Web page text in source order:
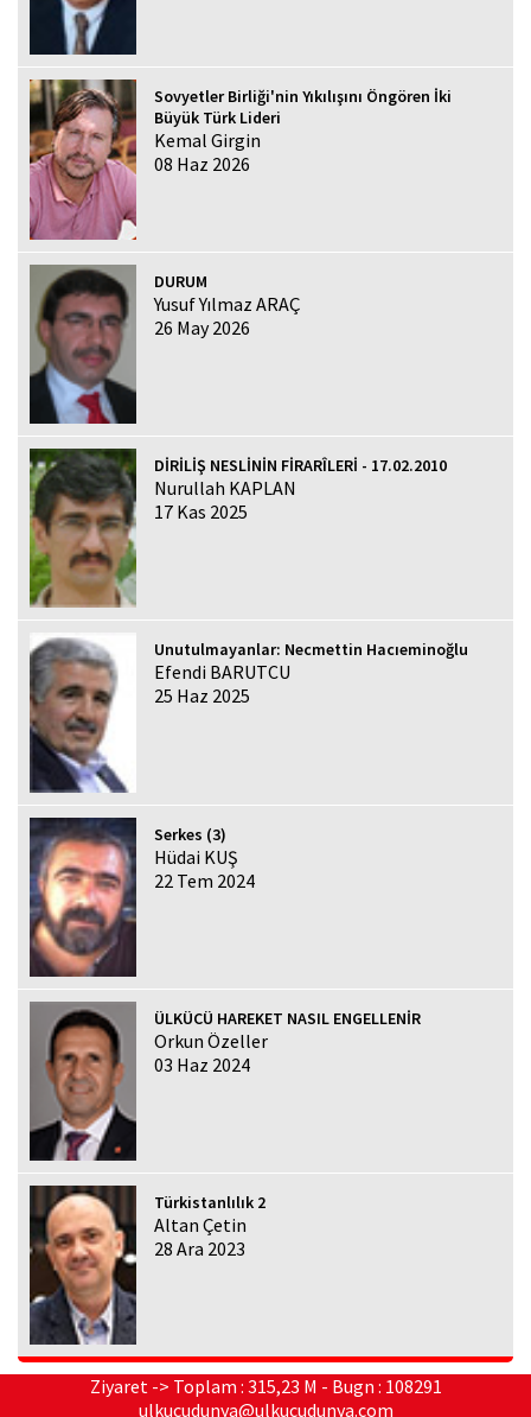
Sovyetler Birliği'nin Yıkılışını Öngören İki
Büyük Türk Lideri
Kemal Girgin
08 Haz 2026
DURUM
Yusuf Yılmaz ARAÇ
26 May 2026
DİRİLİŞ NESLİNİN FİRARÎLERİ - 17.02.2010
Nurullah KAPLAN
17 Kas 2025
Unutulmayanlar: Necmettin Hacıeminoğlu
Efendi BARUTCU
25 Haz 2025
Serkes (3)
Hüdai KUŞ
22 Tem 2024
ÜLKÜCÜ HAREKET NASIL ENGELLENİR
Orkun Özeller
03 Haz 2024
Türkistanlılık 2
Altan Çetin
28 Ara 2023
Ziyaret -> Toplam : 315,23 M - Bugn : 108291
ulkucudunya@ulkucudunya.com